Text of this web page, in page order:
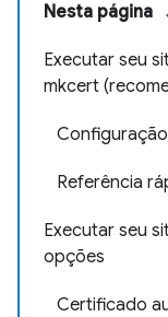
Nesta página
Executar seu
mkcert
Configuração
Referência
Executar seu
opções
Certificado